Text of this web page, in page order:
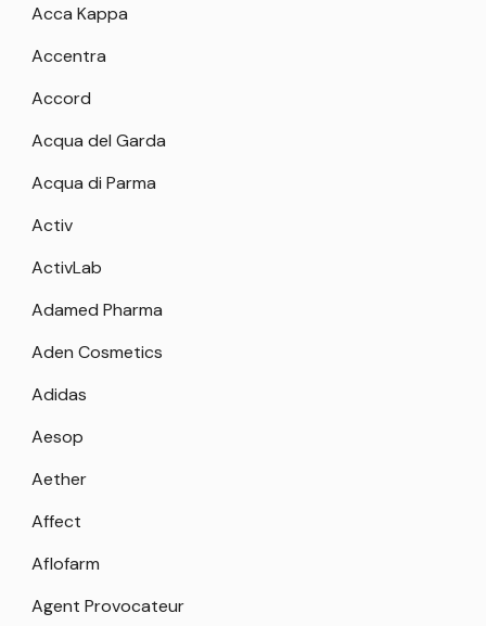
Acca Kappa
Accentra
Accord
Acqua del Garda
Acqua di Parma
Activ
ActivLab
Adamed Pharma
Aden Cosmetics
Adidas
Aesop
Aether
Affect
Aflofarm
Agent Provocateur